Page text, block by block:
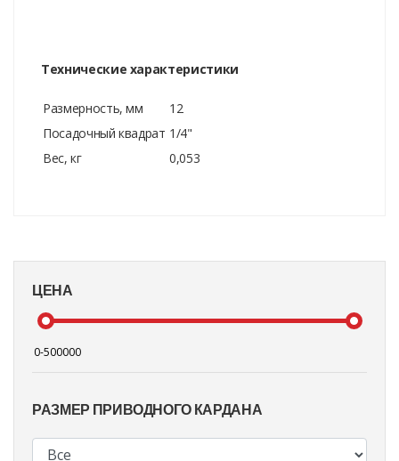
ЦЕНА
РАЗМЕР ПРИВОДНОГО КАРДАНА
Технические характеристики
Размерность, мм
12
Посадочный квадрат 1/4"
Вес, кг
0,053